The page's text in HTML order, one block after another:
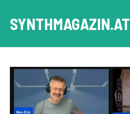
content
SYNTHMAGAZIN.AT